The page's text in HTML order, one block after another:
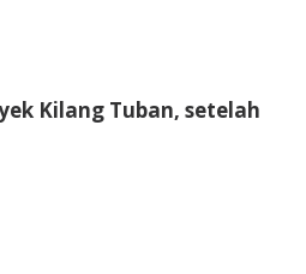
Kilang Tuban, setelah